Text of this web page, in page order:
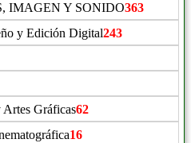
IMAGEN Y SONIDO363
y Edición Digital243
Gráficas62
16